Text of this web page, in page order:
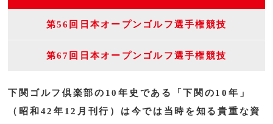
第56回日本オープンゴルフ選手権競技
第67回日本オープンゴルフ選手権競技
下関ゴルフ倶楽部の10年史である「下関の10年」
（昭和42年12月刊行）は今では当時を知る貴重な資